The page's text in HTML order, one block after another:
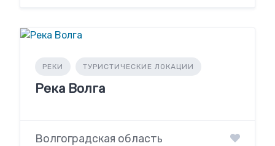
РЕКИ ТУРИСТИЧЕСКИЕ ЛОКАЦИИ
Река Волга
Волгоградская область